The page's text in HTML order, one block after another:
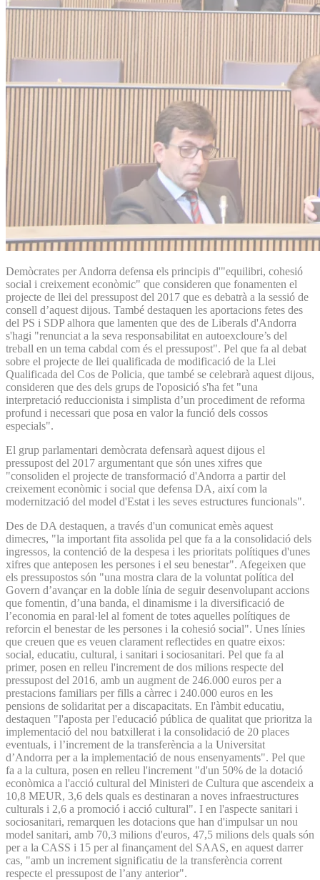
Demòcrates per Andorra defensa els principis d'"equilibri, cohesió
social i creixement econòmic" que consideren que fonamenten el
projecte de llei del pressupost del 2017 que es debatrà a la sessió de
consell d’aquest dijous. També destaquen les aportacions fetes des
del PS i SDP alhora que lamenten que des de Liberals d'Andorra
s'hagi "renunciat a la seva responsabilitat en autoexcloure’s del
treball en un tema cabdal com és el pressupost". Pel que fa al debat
sobre el projecte de llei qualificada de modificació de la Llei
Qualificada del Cos de Policia, que també se celebrarà aquest dijous,
consideren que des dels grups de l'oposició s'ha fet "una
interpretació reduccionista i simplista d’un procediment de reforma
profund i necessari que posa en valor la funció dels cossos
especials".
El grup parlamentari demòcrata defensarà aquest dijous el
pressupost del 2017 argumentant que són unes xifres que
"consoliden el projecte de transformació d'Andorra a partir del
creixement econòmic i social que defensa DA, així com la
modernització del model d'Estat i les seves estructures funcionals".
Des de DA destaquen, a través d'un comunicat emès aquest
dimecres, "la important fita assolida pel que fa a la consolidació dels
ingressos, la contenció de la despesa i les prioritats polítiques d'unes
xifres que anteposen les persones i el seu benestar". Afegeixen que
els pressupostos són "una mostra clara de la voluntat política del
Govern d’avançar en la doble línia de seguir desenvolupant accions
que fomentin, d’una banda, el dinamisme i la diversificació de
l’economia en paral·lel al foment de totes aquelles polítiques de
reforcin el benestar de les persones i la cohesió social". Unes línies
que creuen que es veuen clarament reflectides en quatre eixos:
social, educatiu, cultural, i sanitari i sociosanitari. Pel que fa al
primer, posen en relleu l'increment de dos milions respecte del
pressupost del 2016, amb un augment de 246.000 euros per a
prestacions familiars per fills a càrrec i 240.000 euros en les
pensions de solidaritat per a discapacitats. En l'àmbit educatiu,
destaquen "l'aposta per l'educació pública de qualitat que prioritza la
implementació del nou batxillerat i la consolidació de 20 places
eventuals, i l’increment de la transferència a la Universitat
d’Andorra per a la implementació de nous ensenyaments". Pel que
fa a la cultura, posen en relleu l'increment "d'un 50% de la dotació
econòmica a l'acció cultural del Ministeri de Cultura que ascendeix a
10,8 MEUR, 3,6 dels quals es destinaran a noves infraestructures
culturals i 2,6 a promoció i acció cultural". I en l'aspecte sanitari i
sociosanitari, remarquen les dotacions que han d'impulsar un nou
model sanitari, amb 70,3 milions d'euros, 47,5 milions dels quals són
per a la CASS i 15 per al finançament del SAAS, en aquest darrer
cas, "amb un increment significatiu de la transferència corrent
respecte el pressupost de l’any anterior".